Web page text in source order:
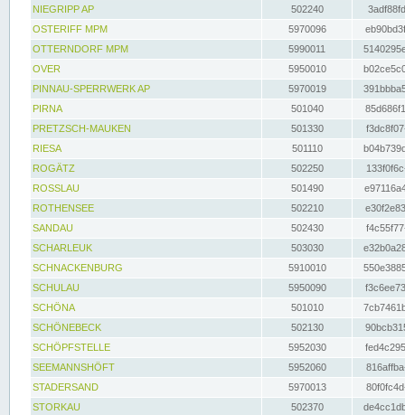
NIEGRIPP AP
502240
OSTERIFF MPM
5970096
OTTERNDORF MPM
5990011
OVER
5950010
PINNAU-SPERRWERK AP
5970019
PIRNA
501040
PRETZSCH-MAUKEN
501330
RIESA
501110
ROGÄTZ
502250
ROSSLAU
501490
ROTHENSEE
502210
SANDAU
502430
SCHARLEUK
503030
SCHNACKENBURG
5910010
SCHULAU
5950090
SCHÖNA
501010
SCHÖNEBECK
502130
SCHÖPFSTELLE
5952030
SEEMANNSHÖFT
5952060
STADERSAND
5970013
STORKAU
502370